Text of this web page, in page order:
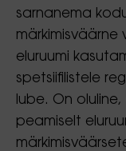
sarnanema
märkimisväärne
eluruumi
spetsiifilistele
lube. On
peamiselt